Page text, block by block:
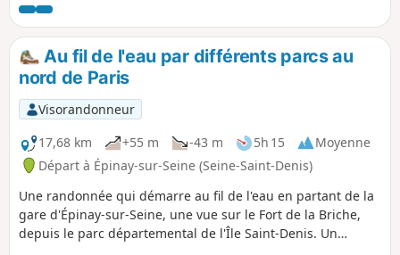
du même nom, offre une superbe touche patrimoniale !
Au fil de l'eau par différents parcs au
nord de Paris
Visorandonneur
17,68 km
+55 m -43 m 5h 15
Moyenne
Départ à Épinay-sur-Seine (Seine-Saint-Denis)
Une randonnée qui démarre au fil de l'eau en partant de la
gare d'Épinay-sur-Seine, une vue sur le Fort de la Briche,
depuis le parc départemental de l'Île Saint-Denis. Un